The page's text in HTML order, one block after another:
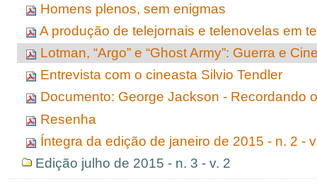
Homens plenos, sem enigmas
A produção de telejornais e telenovelas em
Lotman, “Argo” e “Ghost Army”: Guerra e
Entrevista com o cineasta Silvio Tendler
Documento: George Jackson - Recordando
Resenha
Íntegra da edição de janeiro de 2015 - n. 2 -
Edição julho de 2015 - n. 3 - v. 2